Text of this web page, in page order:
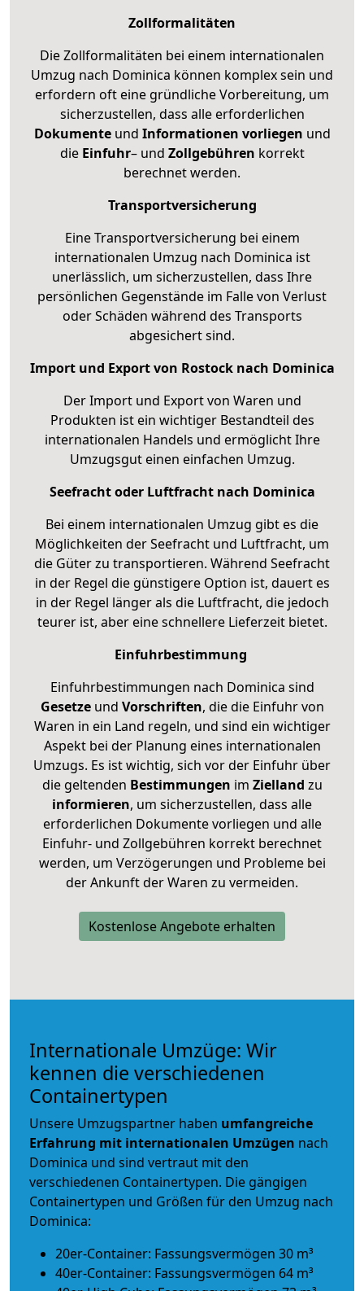
Zollformalitäten
Die Zollformalitäten bei einem internationalen
Umzug nach Dominica können komplex sein und
erfordern oft eine gründliche Vorbereitung, um
sicherzustellen, dass alle erforderlichen
Dokumenteund Informationen vorliegen und
die Einfuhr– und Zollgebühren korrekt
berechnet werden.
Transportversicherung
Eine Transportversicherung bei einem
internationalen Umzug nach Dominica ist
unerlässlich, um sicherzustellen, dass Ihre
persönlichen Gegenstände im Falle von Verlust
oder Schäden während des Transports
abgesichert sind.
Import und Export von Rostock nach Dominica
Der Import und Export von Waren und
Produkten ist ein wichtiger Bestandteil des
internationalen Handels und ermöglicht Ihre
Umzugsgut einen einfachen Umzug.
Seefracht oder Luftfracht nach Dominica
Bei einem internationalen Umzug gibt es die
Möglichkeiten der Seefracht und Luftfracht, um
die Güter zu transportieren. Während Seefracht
in der Regel die günstigere Option ist, dauert es
in der Regel länger als die Luftfracht, die jedoch
teurer ist, aber eine schnellere Lieferzeit bietet.
Einfuhrbestimmung
Einfuhrbestimmungen nach Dominica sind
Gesetzeund Vorschriften, die die Einfuhr von
Waren in ein Land regeln, und sind ein wichtiger
Aspekt bei der Planung eines internationalen
Umzugs. Es ist wichtig, sich vor der Einfuhr über
die geltenden Bestimmungen im Zielland zu
informieren, um sicherzustellen, dass alle
erforderlichen Dokumente vorliegen und alle
Einfuhr- und Zollgebühren korrekt berechnet
werden, um Verzögerungen und Probleme bei
der Ankunft der Waren zu vermeiden.
Kostenlose Angebote erhalten
Internationale Umzüge: Wir
kennen die verschiedenen
Containertypen
Unsere Umzugspartner haben umfangreiche
Erfahrung mit internationalen Umzügen nach
Dominica und sind vertraut mit den
verschiedenen Containertypen. Die gängigen
Containertypen und Größen für den Umzug nach
Dominica:
20er-Container: Fassungsvermögen 30 m³
40er-Container: Fassungsvermögen 64 m³